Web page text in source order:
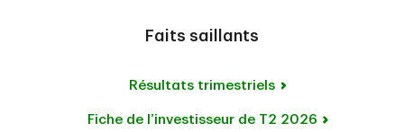
Faits saillants
Résultats trimestriels
Fiche de l’investisseur de T2 2026